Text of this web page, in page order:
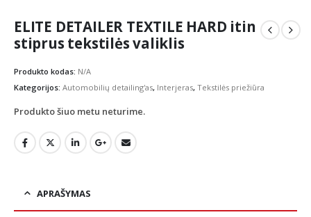
ELITE DETAILER TEXTILE HARD itin
stiprus tekstilės valiklis
Produkto kodas: N/A
Kategorijos: Automobilių detailing'as, Interjeras, Tekstilės priežiūra
Produkto šiuo metu neturime.
APRAŠYMAS